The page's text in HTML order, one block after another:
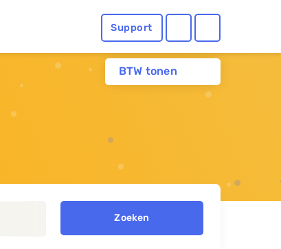
Support
BTW tonen
Zoeken